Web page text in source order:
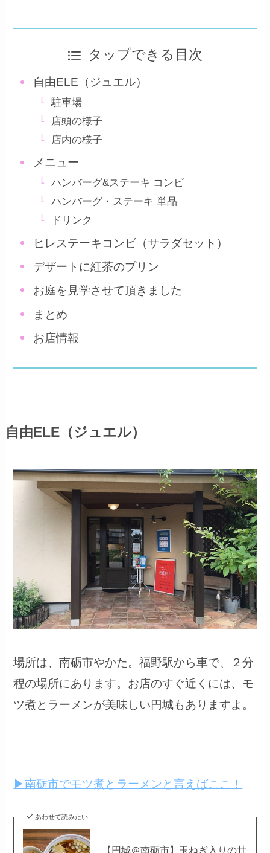
タップできる目次
自由ELE（ジュエル）
駐車場
店頭の様子
店内の様子
メニュー
ハンバーグ&ステーキ コンビ
ハンバーグ・ステーキ 単品
ドリンク
ヒレステーキコンビ（サラダセット）
デザートに紅茶のプリン
お庭を見学させて頂きました
まとめ
お店情報
自由ELE（ジュエル）
場所は、南砺市やかた。福野駅から車で、２分
程の場所にあります。お店のすぐ近くには、モ
ツ煮とラーメンが美味しい円城もありますよ。
▶南砺市でモツ煮とラーメンと言えばここ！
あわせて読みたい
【円城＠南砺市】玉ねぎ入りの甘